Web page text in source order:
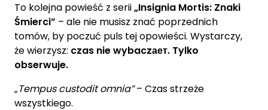
To kolejna powieść z serii„Insignia Mortis: Znaki
Śmierci” – ale nie musisz znać poprzednich
tomów, by poczuć puls tej opowieści. Wystarczy,
że wierzysz: czas nie wybaczает. Tylko
obserwuje.
„Tempus custodit omnia”– Czas strzeże
wszystkiego.